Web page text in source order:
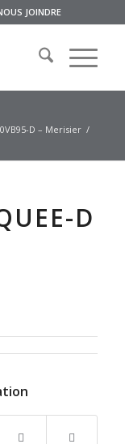
JOINDRE
D – Merisier /
D